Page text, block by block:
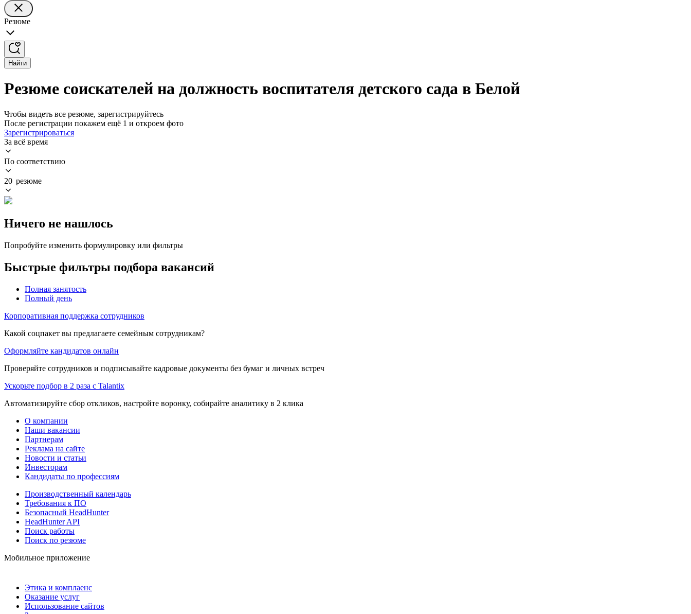
Резюме
Найти
Резюме соискателей на должность воспитателя детского сада в Белой
Чтобы видеть все резюме, зарегистрируйтесь
После регистрации покажем ещё 1 и откроем фото
Зарегистрироваться
За всё время
По соответствию
20 резюме
Ничего не нашлось
Попробуйте изменить формулировку или фильтры
Быстрые фильтры подбора вакансий
Полная занятость
Полный день
Корпоративная поддержка сотрудников
Какой соцпакет вы предлагаете семейным сотрудникам?
Оформляйте кандидатов онлайн
Проверяйте сотрудников и подписывайте кадровые документы без бумаг и личных встреч
Ускорьте подбор в 2 раза с Talantix
Автоматизируйте сбор откликов, настройте воронку, собирайте аналитику в 2 клика
О компании
Наши вакансии
Партнерам
Реклама на сайте
Новости и статьи
Инвесторам
Кандидаты по профессиям
Производственный календарь
Требования к ПО
Безопасный HeadHunter
HeadHunter API
Поиск работы
Поиск по резюме
Мобильное приложение
Этика и комплаенс
Оказание услуг
Использование сайтов